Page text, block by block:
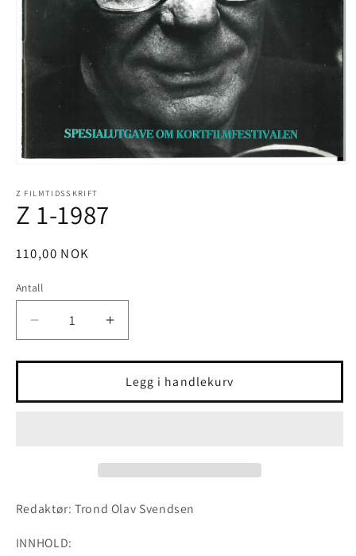
1
i
modal
Z FILMTIDSSKRIFT
Z 1-1987
Vanlig
110,00 NOK
Antall
Antall
antallet
for
1-
Øk
antallet
for
1-
Legg i handlekurv
Redaktør: Trond Olav Svendsen
INNHOLD: